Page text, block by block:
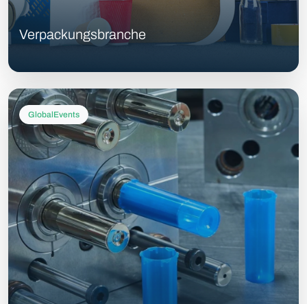
Verpackungsbranche
GlobalEvents